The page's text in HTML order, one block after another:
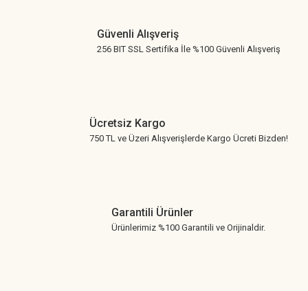
Güvenli Alışveriş
256 BIT SSL Sertifika İle %100 Güvenli Alışveriş
Ücretsiz Kargo
750 TL ve Üzeri Alışverişlerde Kargo Ücreti Bizden!
Garantili Ürünler
Ürünlerimiz %100 Garantili ve Orijinaldir.